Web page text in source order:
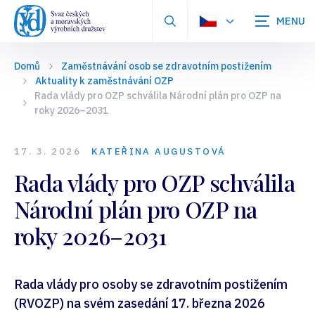
Zobrazit
Domů
Zaměstnávání osob se zdravotním postižením
Aktuality k zaměstnávání OZP
Rada vlády pro OZP schválila Národní plán pro OZP na
roky 2026–2031
17. 3. 2026 KATEŘINA AUGUSTOVÁ
Rada vlády pro OZP schválila
Národní plán pro OZP na
roky 2026–2031
Rada vlády pro osoby se zdravotním postižením
(RVOZP) na svém zasedání 17. března 2026